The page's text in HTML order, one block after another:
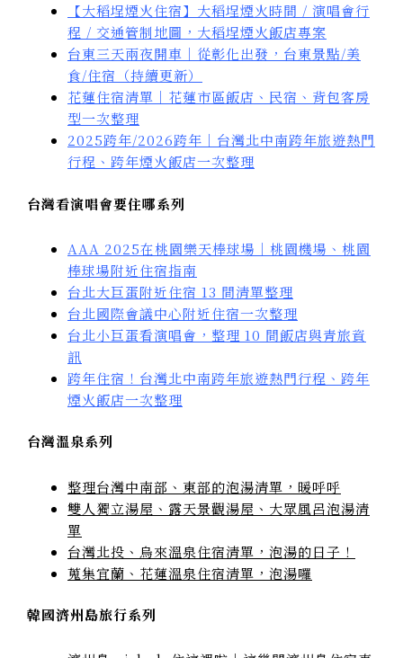
【大稻埕煙火住宿】大稻埕煙火時間 / 演唱會行
程 / 交通管制地圖，大稻埕煙火飯店專案
台東三天兩夜開車｜從彰化出發，台東景點/美
食/住宿（持續更新）
花蓮住宿清單｜花蓮市區飯店、民宿、背包客房
型一次整理
2025跨年/2026跨年｜台灣北中南跨年旅遊熱門
行程、跨年煙火飯店一次整理
台灣看演唱會要住哪系列
AAA 2025在桃園樂天棒球場｜桃園機場、桃園
棒球場附近住宿指南
台北大巨蛋附近住宿 13 間清單整理
台北國際會議中心附近住宿一次整理
台北小巨蛋看演唱會，整理 10 間飯店與青旅資
訊
跨年住宿！台灣北中南跨年旅遊熱門行程、跨年
煙火飯店一次整理
台灣溫泉系列
整理台灣中南部、東部的泡湯清單，暖呼呼
雙人獨立湯屋、露天景觀湯屋、大眾風呂泡湯清
單
台灣北投、烏來溫泉住宿清單，泡湯的日子！
蒐集宜蘭、花蓮溫泉住宿清單，泡湯囉
韓國濟州島旅行系列